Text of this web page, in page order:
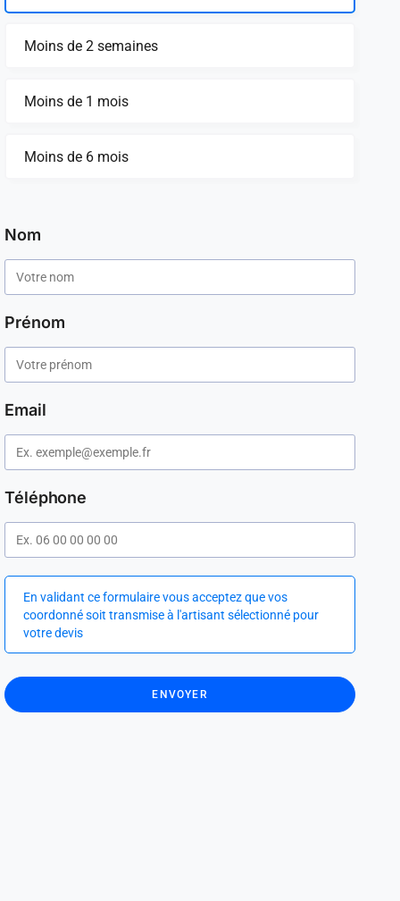
Moins de 2 semaines
Moins de 1 mois
Moins de 6 mois
Nom
Prénom
Email
Téléphone
En validant ce formulaire vous acceptez que vos
coordonné soit transmise à l'artisant sélectionné pour
votre devis
ENVOYER